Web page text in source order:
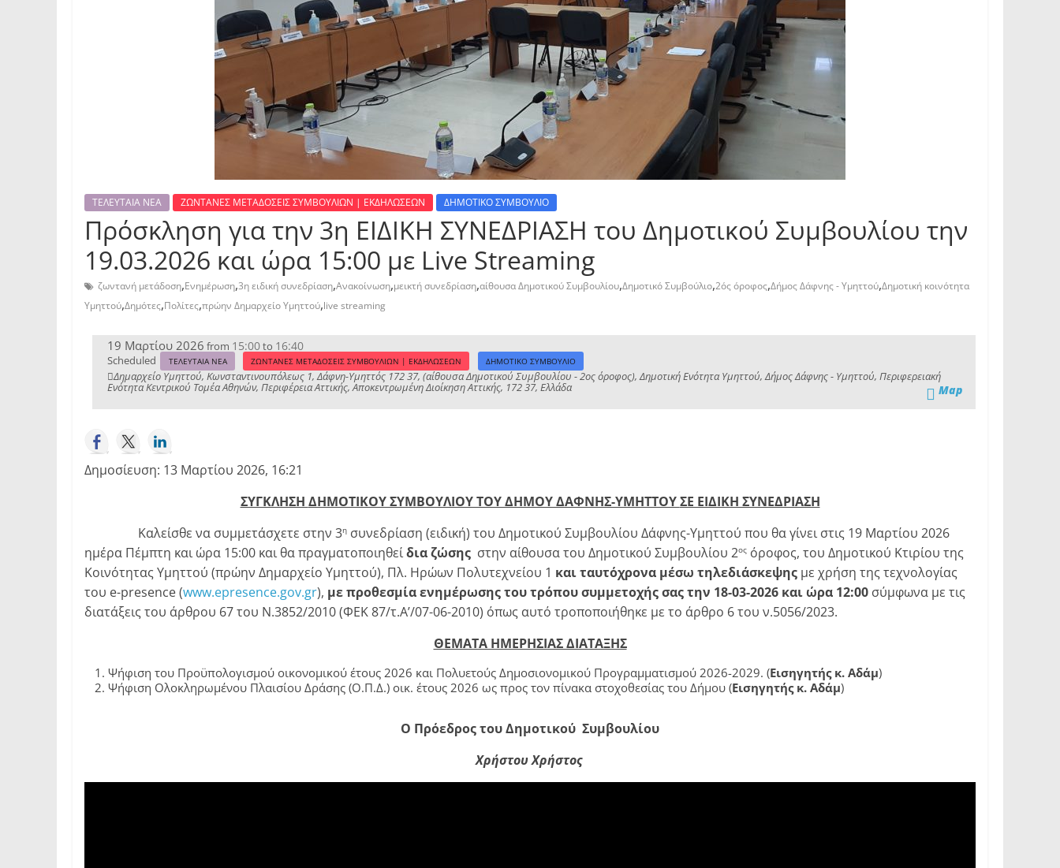
ΤΕΛΕΥΤΑΙΑ ΝΕΑ ΖΩΝΤΑΝΕΣ ΜΕΤΑΔΟΣΕΙΣ ΣΥΜΒΟΥΛΙΩΝ | ΕΚΔΗΛΩΣΕΩΝ ΔΗΜΟΤΙΚΟ ΣΥΜΒΟΥΛΙΟ
Πρόσκληση για την 3η ΕΙΔΙΚΗ ΣΥΝΕΔΡΙΑΣΗ του Δημοτικού Συμβουλίου την
19.03.2026 και ώρα 15:00 με Live Streaming
ζωντανή μετάδοση,Ενημέρωση,3η ειδική συνεδρίαση,Ανακοίνωση,μεικτή συνεδρίαση,αίθουσα Δημοτικού Συμβουλίου,Δημοτικό Συμβούλιο,2ός όροφος,Δήμος Δάφνης - Υμηττού,Δημοτική κοινότητα
Υμηττού,Δημότες,Πολίτες,πρώην Δημαρχείο Υμηττού,live streaming
19 Μαρτίου 2026 from 15:00to 16:40
Scheduled ΤΕΛΕΥΤΑΙΑ ΝΕΑ ΖΩΝΤΑΝΕΣ ΜΕΤΑΔΟΣΕΙΣ ΣΥΜΒΟΥΛΙΩΝ | ΕΚΔΗΛΩΣΕΩΝ ΔΗΜΟΤΙΚΟ ΣΥΜΒΟΥΛΙΟ
Δημαρχείο Υμηττού, Κωνσταντινουπόλεως 1, Δάφνη-Υμηττός 172 37, (αίθουσα Δημοτικού Συμβουλίου - 2ος όροφος), Δημοτική Ενότητα Υμηττού, Δήμος Δάφνης - Υμηττού, Περιφερειακή
Ενότητα Κεντρικού Τομέα Αθηνών, Περιφέρεια Αττικής, Αποκεντρωμένη Διοίκηση Αττικής, 172 37, Ελλάδα Map
Δημοσίευση: 13 Μαρτίου 2026, 16:21
ΣΥΓΚΛΗΣΗ ΔΗΜΟΤΙΚΟΥ ΣΥΜΒΟΥΛΙΟΥ ΤΟΥ ΔΗΜΟΥ ΔΑΦΝΗΣ-ΥΜΗΤΤΟΥΣΕ ΕΙΔΙΚΗ ΣΥΝΕΔΡΙΑΣΗ
Καλείσθε να συμμετάσχετε στην 3η συνεδρίαση (ειδική) του Δημοτικού Συμβουλίου Δάφνης-Υμηττού που θα γίνει στις 19 Μαρτίου 2026
ημέρα Πέμπτη και ώρα 15:00 και θα πραγματοποιηθείδια ζώσης στην αίθουσα του Δημοτικού Συμβουλίου 2ος όροφος, του Δημοτικού Κτιρίου της
Κοινότητας Υμηττού (πρώην Δημαρχείο Υμηττού), Πλ. Ηρώων Πολυτεχνείου 1 και ταυτόχρονα μέσω τηλεδιάσκεψης με χρήση της τεχνολογίας
του e-presence (www.epresence.gov.gr), με προθεσμία ενημέρωσης του τρόπου συμμετοχής σας την 18-03-2026 και ώρα 12:00 σύμφωνα με τις
διατάξεις του άρθρου 67 του Ν.3852/2010 (ΦΕΚ 87/τ.Α’/07-06-2010) όπως αυτό τροποποιήθηκε με το άρθρο 6 του ν.5056/2023.
ΘΕΜΑΤΑ ΗΜΕΡΗΣΙΑΣ ΔΙΑΤΑΞΗΣ
Ψήφιση του Προϋπολογισμού οικονομικού έτους 2026 και Πολυετούς Δημοσιονομικού Προγραμματισμού 2026-2029. (Εισηγητής κ. Αδάμ)
Ψήφιση Ολοκληρωμένου Πλαισίου Δράσης (Ο.Π.Δ.) οικ. έτους 2026 ως προς τον πίνακα στοχοθεσίας του Δήμου (Εισηγητής κ. Αδάμ)
Ο Πρόεδρος του Δημοτικού Συμβουλίου
Χρήστου Χρήστος